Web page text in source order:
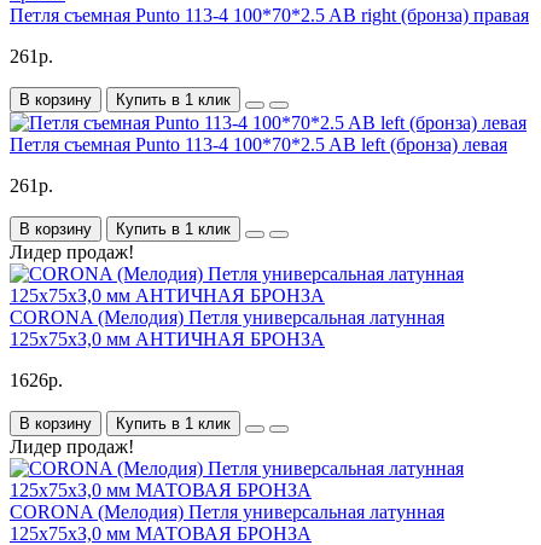
Петля съемная Punto 113-4 100*70*2.5 AB right (бронза) правая
261р.
В корзину Купить в 1 клик
Петля съемная Punto 113-4 100*70*2.5 AB left (бронза) левая
261р.
В корзину Купить в 1 клик
Лидер продаж!
CORONA (Мелодия) Петля универсальная латунная
125х75хЗ,0 мм АНТИЧНАЯ БРОНЗА
1626р.
В корзину Купить в 1 клик
Лидер продаж!
CORONA (Мелодия) Петля универсальная латунная
125х75хЗ,0 мм МАТОВАЯ БРОНЗА